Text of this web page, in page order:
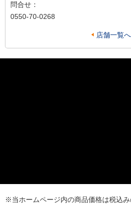
問合せ：
0550-70-0268
店舗一覧へ
※当ホームページ内の商品価格は税込